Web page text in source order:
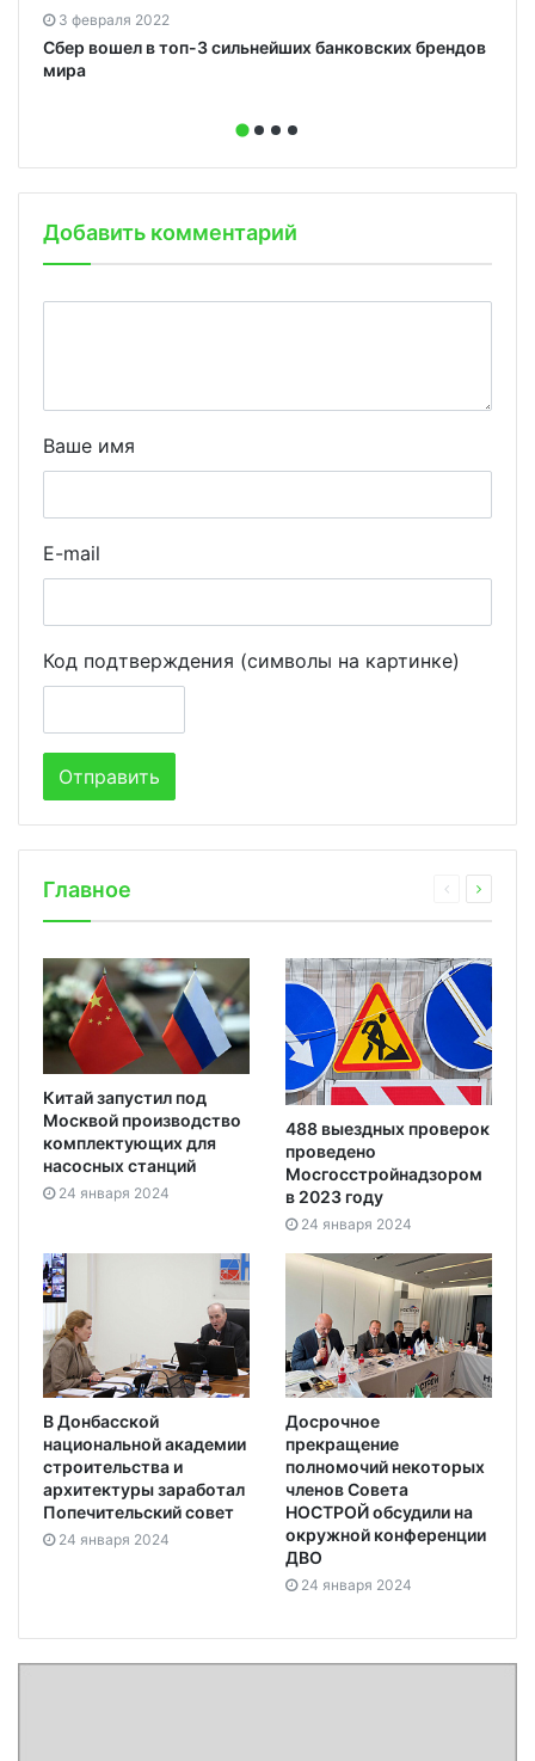
3 февраля 2022
Сбер вошел в топ-3 сильнейших банковских брендов
мира
Добавить комментарий
Ваше имя
E-mail
Код подтверждения (символы на картинке)
Главное
Китай запустил под
Москвой производство
комплектующих для
насосных станций
24 января 2024
488 выездных проверок
проведено
Мосгосстройнадзором
в 2023 году
24 января 2024
В Донбасской
национальной академии
строительства и
архитектуры заработал
Попечительский совет
24 января 2024
Досрочное
прекращение
полномочий некоторых
членов Совета
НОСТРОЙ обсудили на
окружной конференции
ДВО
24 января 2024